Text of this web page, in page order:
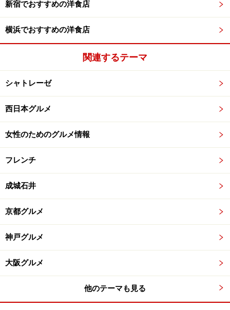
新宿でおすすめの洋食店
横浜でおすすめの洋食店
関連するテーマ
シャトレーゼ
西日本グルメ
女性のためのグルメ情報
フレンチ
成城石井
京都グルメ
神戸グルメ
大阪グルメ
他のテーマも見る